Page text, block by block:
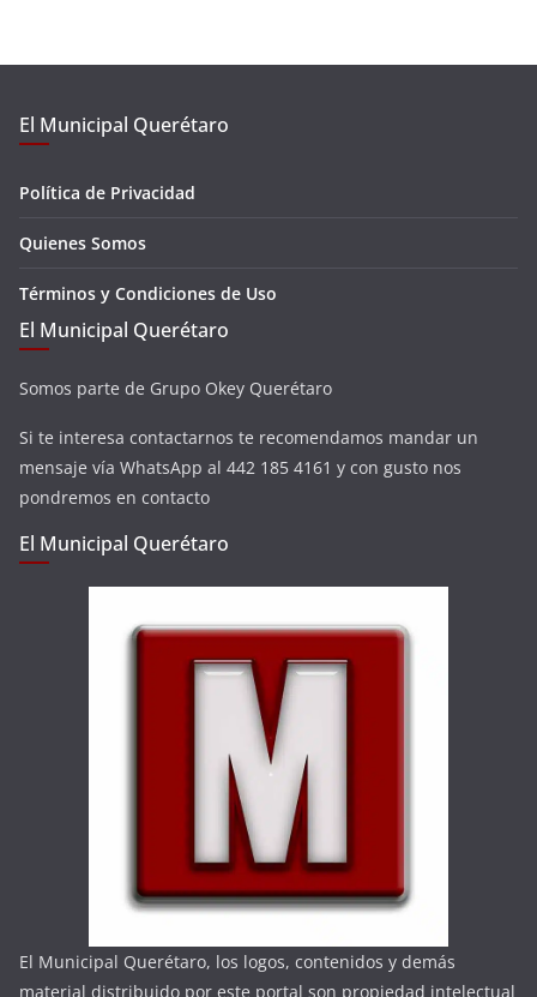
El Municipal Querétaro
Política de Privacidad
Quienes Somos
Términos y Condiciones de Uso
El Municipal Querétaro
Somos parte de Grupo Okey Querétaro
Si te interesa contactarnos te recomendamos mandar un
mensaje vía WhatsApp al 442 185 4161 y con gusto nos
pondremos en contacto
El Municipal Querétaro
El Municipal Querétaro, los logos, contenidos y demás
material distribuido por este portal son propiedad intelectual